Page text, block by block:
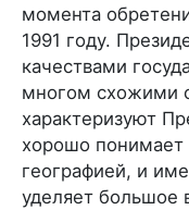
момента
1991 году.
качествами
многом схожими
характеризуют
хорошо понимает
географией, и
уделяет большое